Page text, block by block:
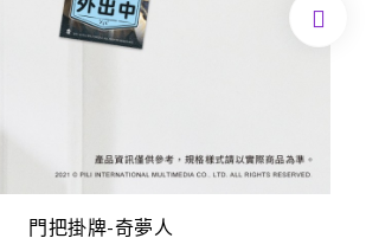
門把掛牌-奇夢人
